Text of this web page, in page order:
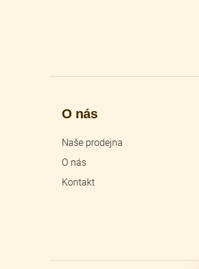
O nás
Naše prodejna
O nás
Kontakt